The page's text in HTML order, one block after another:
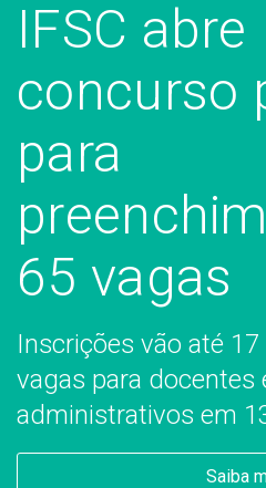
IFSC abre
concurso
para
65 vagas
Inscrições vão até
vagas para docentes
administrativos em
Saiba